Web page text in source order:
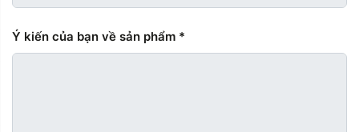
Ý kiến ​​của bạn về sản phẩm